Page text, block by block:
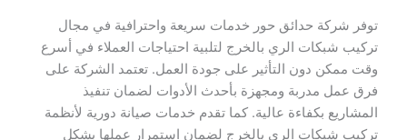
توفر شركة حدائق حور خدمات سريعة واحترافية في مجال
تركيب شبكات الري بالخرج لتلبية احتياجات العملاء في أسرع
وقت ممكن دون التأثير على جودة العمل. تعتمد الشركة على
فرق عمل مدربة ومجهزة بأحدث الأدوات لضمان تنفيذ
المشاريع بكفاءة عالية. كما تقدم خدمات صيانة دورية لأنظمة
تركيب شبكات الري بالخرج لضمان استمرار عملها بشكل